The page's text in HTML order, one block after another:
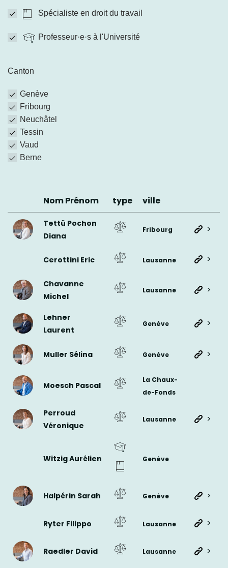
Spécialiste en droit du travail
Professeur·e·s à l'Université
Canton
Genève
Fribourg
Neuchâtel
Tessin
Vaud
Berne
Nom Prénom type ville
Tettü Pochon
Diana
Fribourg >
Cerottini Eric Lausanne >
Chavanne
Michel
Lausanne >
Lehner
Laurent
Genève >
Muller Sélina Genève >
Moesch Pascal
La Chaux-
de-Fonds
Perroud
Véronique
Lausanne >
Witzig Aurélien Genève
Halpérin Sarah Genève >
Ryter Filippo Lausanne >
Raedler David Lausanne >